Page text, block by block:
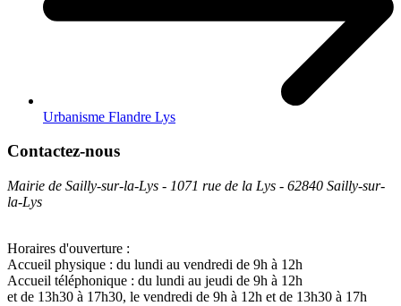
Urbanisme Flandre Lys
Contactez-nous
Mairie de Sailly-sur-la-Lys - 1071 rue de la Lys - 62840 Sailly-sur-
la-Lys
Horaires d'ouverture :
Accueil physique : du lundi au vendredi de 9h à 12h
Accueil téléphonique : du lundi au jeudi de 9h à 12h
et de 13h30 à 17h30, le vendredi de 9h à 12h et de 13h30 à 17h